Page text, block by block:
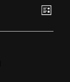
Liste